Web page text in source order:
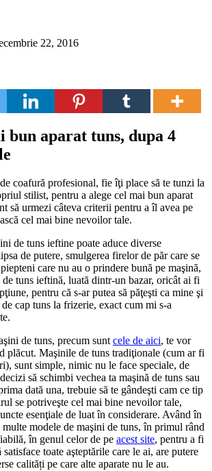
22, 2016
bun aparat tuns, dupa 4
coafură profesional, fie îţi place să te tunzi la
stilist, pentru a alege cel mai bun aparat
să urmezi câteva criterii pentru a îl avea pe
cel mai bine nevoilor tale.
de tuns ieftine poate aduce diverse
de putere, smulgerea firelor de păr care se
care nu au o prindere bună pe maşină,
de tuns ieftină, luată dintr-un bazar, oricât ai fi
pentru că s-ar putea să păţeşti ca mine şi
cap tuns la frizerie, exact cum mi s-a
de tuns, precum suntcele de aici, te vor
plăcut. Maşinile de tuns tradiţionale (cum ar fi
sunt simple, nimic nu le face speciale, de
să schimbi vechea ta maşină de tuns sau
dată una, trebuie să te gândeşti cam ce tip
se potriveşte cel mai bine nevoilor tale,
esenţiale de luat în considerare. Având în
multe modele de maşini de tuns, în primul rând
în genul celor de pe acest site, pentru a fi
toate aşteptările care le ai, are putere
calități pe care alte aparate nu le au.